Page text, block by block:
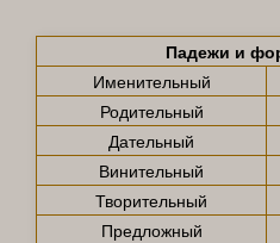
Падежи и
Именительный
Родительный
Дательный
Винительный
Творительный
Предложный